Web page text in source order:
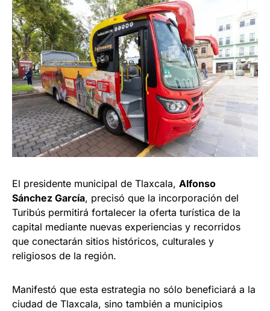
El presidente municipal de Tlaxcala, Alfonso
Sánchez García, precisó que la incorporación del
Turibús permitirá fortalecer la oferta turística de la
capital mediante nuevas experiencias y recorridos
que conectarán sitios históricos, culturales y
religiosos de la región.
Manifestó que esta estrategia no sólo beneficiará a la
ciudad de Tlaxcala, sino también a municipios